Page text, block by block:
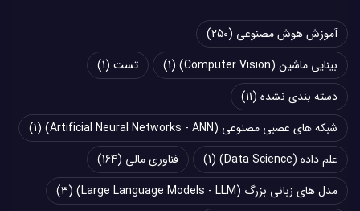
آموزش هوش مصنوعی (250)
بینایی ماشین (Computer Vision)
(1) تست (1)
دسته بندی نشده (11)
شبکه های عصبی مصنوعی (Artificial Neural Networks - ANN)
(1)
علم داده (Data Science)
(1) فناوری مالی (164)
مدل های زبانی بزرگ (Large Language Models - LLM)
(3)